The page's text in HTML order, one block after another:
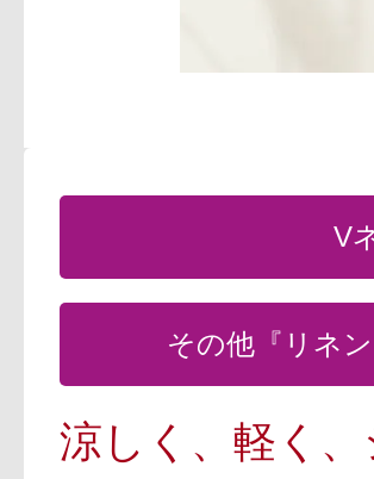
V
その他『リネ
涼しく、軽く